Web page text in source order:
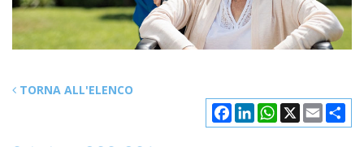
TORNA ALL'ELENCO
Facebook
LinkedInWhatsApp
X Email